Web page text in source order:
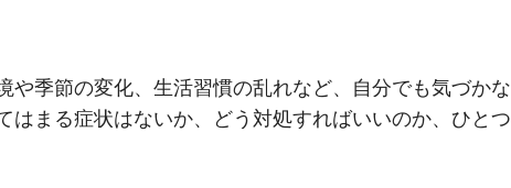
や季節の変化、生活習慣の乱れなど、自分でも気づかな
はまる症状はないか、どう対処すればいいのか、ひとつ